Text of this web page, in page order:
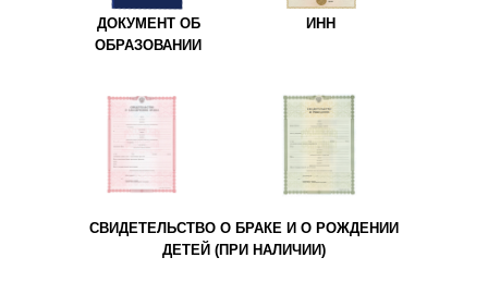
ИНН
ДОКУМЕНТ ОБ
ОБРАЗОВАНИИ
СВИДЕТЕЛЬСТВО О БРАКЕ И О РОЖДЕНИИ
ДЕТЕЙ (ПРИ НАЛИЧИИ)